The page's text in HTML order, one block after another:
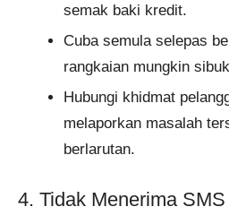
semak baki kredit.
Cuba semula selepas
rangkaian mungkin
Hubungi khidmat
melaporkan masalah
berlarutan.
4. Tidak Menerima